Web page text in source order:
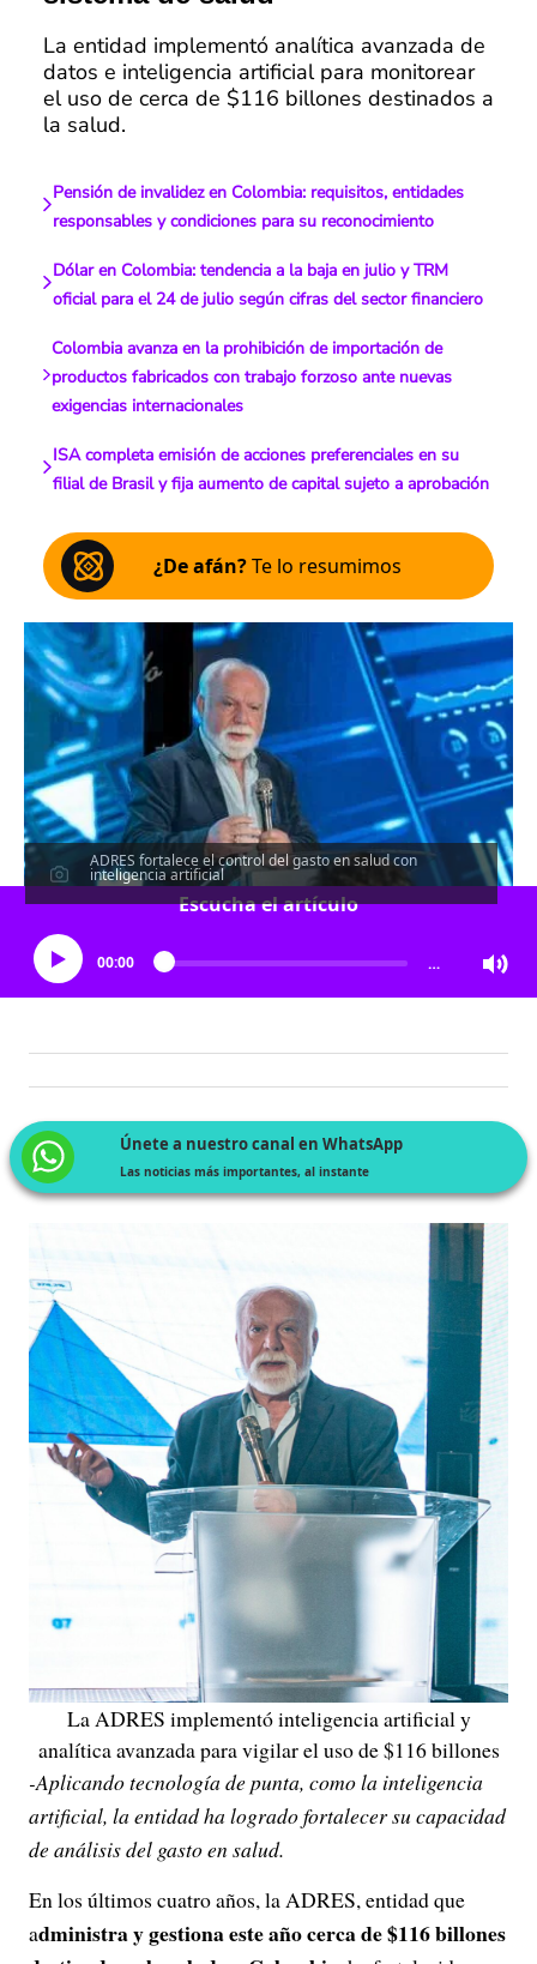
La entidad implementó analítica avanzada de
datos e inteligencia artificial para monitorear
el uso de cerca de $116 billones destinados a
la salud.
Pensión de invalidez en Colombia: requisitos, entidades
responsables y condiciones para su reconocimiento
Dólar en Colombia: tendencia a la baja en julio y TRM
oficial para el 24 de julio según cifras del sector financiero
Colombia avanza en la prohibición de importación de
productos fabricados con trabajo forzoso ante nuevas
exigencias internacionales
ISA completa emisión de acciones preferenciales en su
filial de Brasil y fija aumento de capital sujeto a aprobación
¿De afán?Te lo resumimos
ADRES fortalece el control del gasto en salud con
inteligencia artificial
Escucha el artículo
00:00 …
Únete a nuestro canal en WhatsApp
Las noticias más importantes, al instante
La ADRES implementó inteligencia artificial y
analítica avanzada para vigilar el uso de $116 billones
-Aplicando tecnología de punta, como la inteligencia
artificial, la entidad ha logrado fortalecer su capacidad
de análisis del gasto en salud.
En los últimos cuatro años, la ADRES, entidad que
administra y gestiona este año cerca de $116 billones